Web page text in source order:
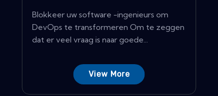
Blokkeer uw software -ingenieurs om
DevOps te transformeren Om te zeggen
dat er veel vraag is naar goede...
View More